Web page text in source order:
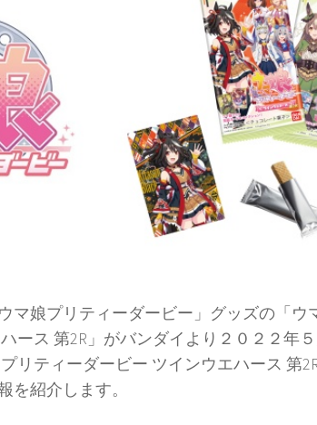
マ娘プリティーダービー」グッズの「ウ
ース 第2R」がバンダイより２０２２年
リティーダービー ツインウエハース 第
を紹介します。